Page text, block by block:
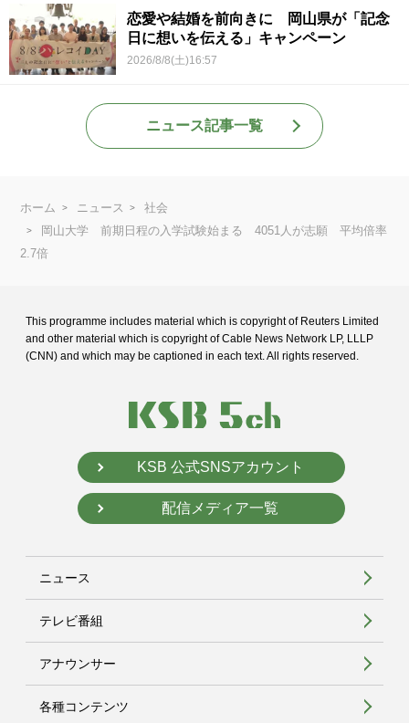
恋愛や結婚を前向きに 岡山県が「記念
日に想いを伝える」キャンペーン
2026/8/8(土)16:57
ニュース記事一覧
ホーム ニュース
社会
岡山大学 前期日程の入学試験始まる 4051人が志願 平均倍率
2.7倍
This programme includes material which is copyright of Reuters Limited
and other material which is copyright of Cable News Network LP, LLLP
(CNN) and which may be captioned in each text. All rights reserved.
KSB 公式SNSアカウント
配信メディア一覧
ニュース
テレビ番組
アナウンサー
各種コンテンツ